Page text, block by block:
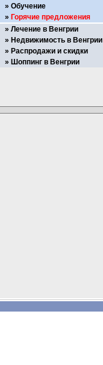
Обучение
Горячие предложения
Лечение в Венгрии
Недвижимость в Венгрии
Распродажи и скидки
Шоппинг в Венгрии